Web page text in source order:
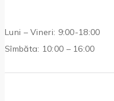
Luni – Vineri: 9:00-18:00
Sîmbăta: 10:00 – 16:00